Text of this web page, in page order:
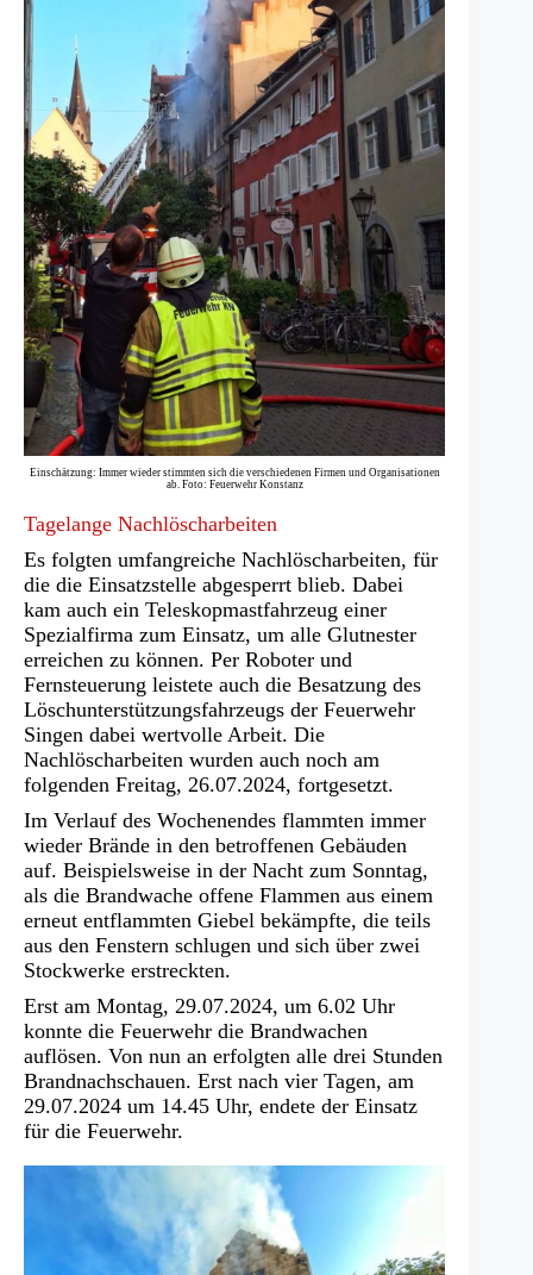
Einschätzung: Immer wieder stimmten sich die verschiedenen Firmen und Organisationen
ab. Foto: Feuerwehr Konstanz
Tagelange Nachlöscharbeiten
Es folgten umfangreiche Nachlöscharbeiten, für
die die Einsatzstelle abgesperrt blieb. Dabei
kam auch ein Teleskopmastfahrzeug einer
Spezialfirma zum Einsatz, um alle Glutnester
erreichen zu können. Per Roboter und
Fernsteuerung leistete auch die Besatzung des
Löschunterstützungsfahrzeugs der Feuerwehr
Singen dabei wertvolle Arbeit. Die
Nachlöscharbeiten wurden auch noch am
folgenden Freitag, 26.07.2024, fortgesetzt.
Im Verlauf des Wochenendes flammten immer
wieder Brände in den betroffenen Gebäuden
auf. Beispielsweise in der Nacht zum Sonntag,
als die Brandwache offene Flammen aus einem
erneut entflammten Giebel bekämpfte, die teils
aus den Fenstern schlugen und sich über zwei
Stockwerke erstreckten.
Erst am Montag, 29.07.2024, um 6.02 Uhr
konnte die Feuerwehr die Brandwachen
auflösen. Von nun an erfolgten alle drei Stunden
Brandnachschauen. Erst nach vier Tagen, am
29.07.2024 um 14.45 Uhr, endete der Einsatz
für die Feuerwehr.